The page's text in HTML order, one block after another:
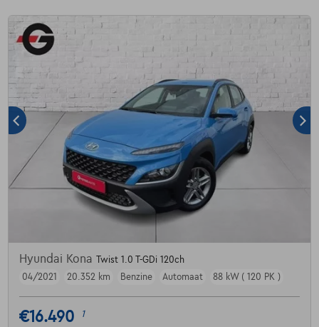
Hyundai Kona
Twist 1.0 T-GDi 120ch
04/2021
20.352 km Benzine Automaat 88 kW ( 120 PK )
€16.490 1